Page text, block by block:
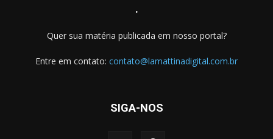
.
Quer sua matéria publicada em nosso portal?
Entre em contato: contato@lamattinadigital.com.br
SIGA-NOS